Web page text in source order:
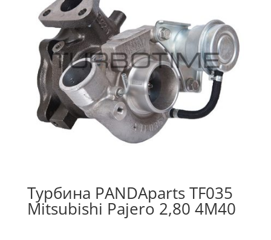
Турбина PANDAparts TF035
Mitsubishi Pajero 2,80 4M40